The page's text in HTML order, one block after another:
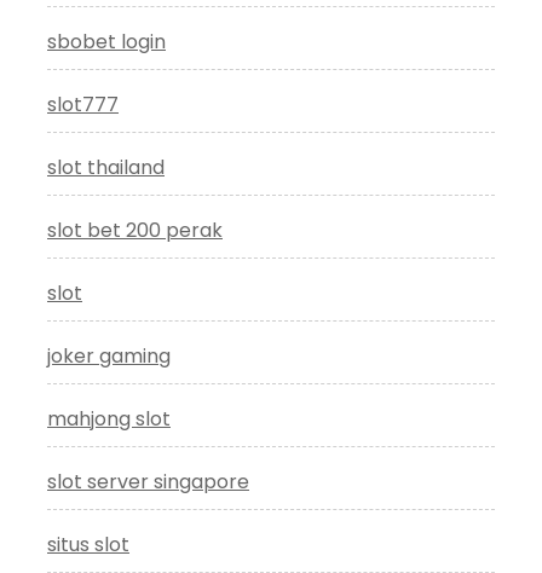
sbobet login
slot777
slot thailand
slot bet 200 perak
slot
joker gaming
mahjong slot
slot server singapore
situs slot